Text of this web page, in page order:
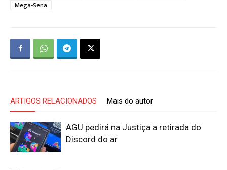
Mega-Sena
ARTIGOS RELACIONADOS Mais do autor
AGU pedirá na Justiça a retirada do
Discord do ar